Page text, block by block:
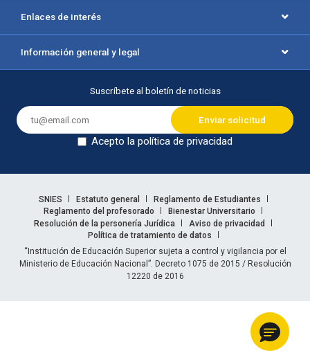
Enlaces de interés
Información general y legal
Suscríbete al boletín de noticias
Acepto la política de privacidad
Enlaces legales
SNIES Estatuto general
Reglamento de Estudiantes
Reglamento del profesorado
Bienestar Universitario
Resolución de la personería Jurídica
Aviso de privacidad
Política de tratamiento de datos
Información legal
“Institución de Educación Superior sujeta a control y vigilancia por el
Ministerio de Educación Nacional”. Decreto 1075 de 2015 / Resolución
12220 de 2016